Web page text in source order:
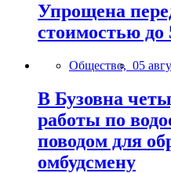
Упрощена
стоимостью до
Общество, 05
В Бузовна
работы по
поводом для
омбудсмену